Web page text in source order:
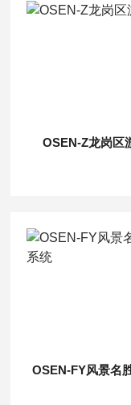
OSEN-Z龙岗区
OSEN-FY风景名